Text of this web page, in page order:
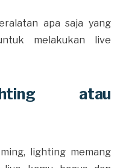
apa saja yang
melakukan live
atau
lighting memang